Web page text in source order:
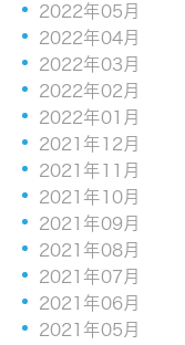
2022年05月
2022年04月
2022年03月
2022年02月
2022年01月
2021年12月
2021年11月
2021年10月
2021年09月
2021年08月
2021年07月
2021年06月
2021年05月